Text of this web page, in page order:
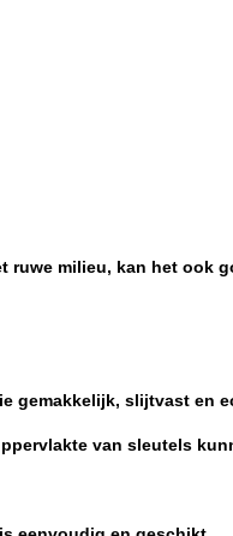
milieu, kan het ook
gemakkelijk, slijtvast en
van sleutels